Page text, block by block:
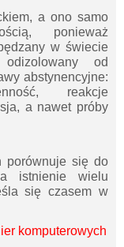
a ono samo
ponieważ
w świecie
od
abstynencyjne:
reakcje
a nawet próby
porównuje się do
istnienie wielu
się czasem w
komputerowych